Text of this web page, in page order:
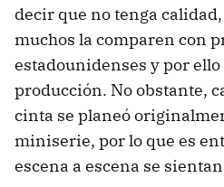
decir que no tenga
muchos la comparen con
estadounidenses y por
producción. No obstante,
cinta se planeó
miniserie, por lo que es
escena a escena se